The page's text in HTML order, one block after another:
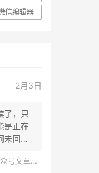
信编辑器
2月3日
了，只
是正在
未回
是否违规？